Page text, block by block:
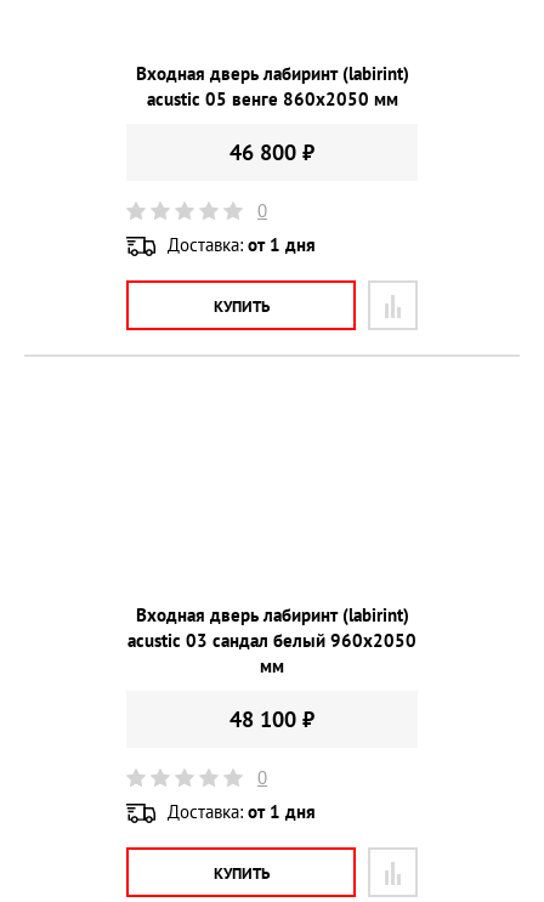
Входная дверь лабиринт (labirint)
acustic 05 венге 860х2050 мм
46 800 ₽
0
Доставка: от 1 дня
КУПИТЬ
Входная дверь лабиринт (labirint)
acustic 03 сандал белый 960х2050
мм
48 100 ₽
0
Доставка: от 1 дня
КУПИТЬ